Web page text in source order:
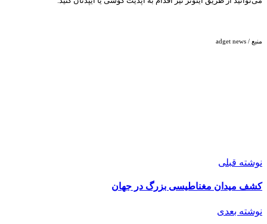
منبع / adget news
نوشته قبلی
کشف میدان مغناطیسی بزرگ در جهان
نوشته بعدی